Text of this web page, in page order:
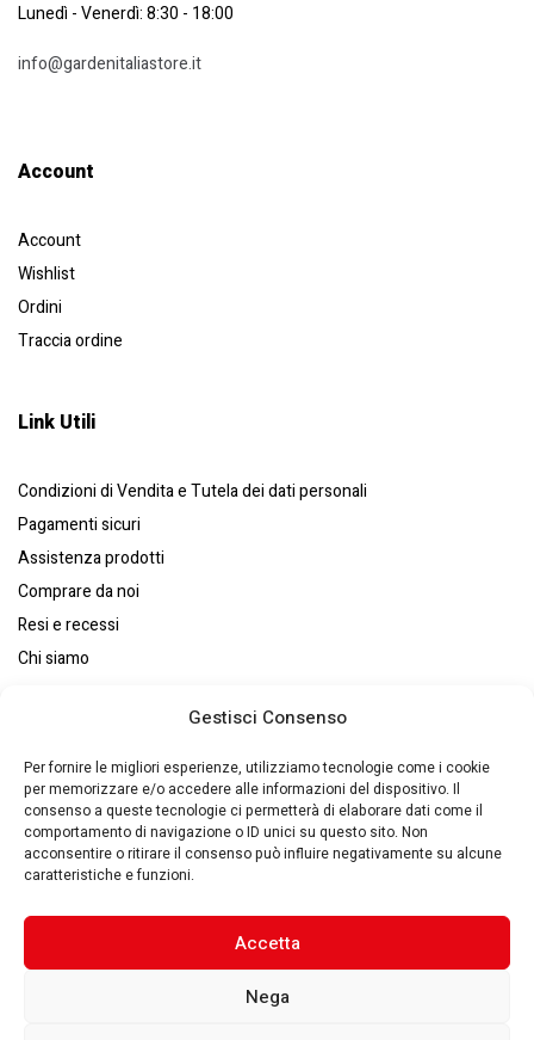
Gestisci Consenso
Per fornire le migliori esperienze, utilizziamo tecnologie come i cookie
per memorizzare e/o accedere alle informazioni del dispositivo. Il
consenso a queste tecnologie ci permetterà di elaborare dati come il
comportamento di navigazione o ID unici su questo sito. Non
acconsentire o ritirare il consenso può influire negativamente su alcune
caratteristiche e funzioni.
Accetta
Nega
Lunedì - Venerdì: 8:30 - 18:00
info@gardenitaliastore.it
Account​
Account
Wishlist
Ordini
Traccia ordine
Link Utili
Condizioni di Vendita e Tutela dei dati personali
Pagamenti sicuri
Assistenza prodotti
Comprare da noi
Resi e recessi
Chi siamo
Eurosystems S.p.A. © – P. IVA : 00270140353 – Via Zaccarini, 8
29010 – San Nicolò a Trebbia(PC) – Italy –Made by Quantik 🚀
Privacy Policy–Cookie Policy